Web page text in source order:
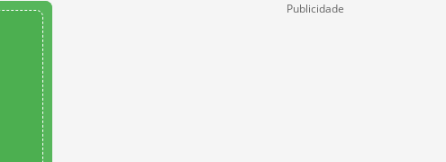
Publicidade